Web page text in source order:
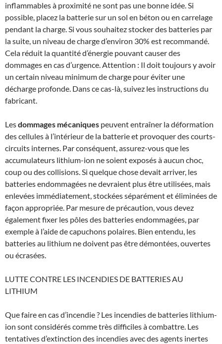
inflammables à proximité ne sont pas une bonne idée. Si
possible, placez la batterie sur un sol en béton ou en carrelage
pendant la charge. Si vous souhaitez stocker des batteries par
la suite, un niveau de charge d’environ 30% est recommandé.
Cela réduit la quantité d’énergie pouvant causer des
dommages en cas d’urgence. Attention : Il doit toujours y avoir
un certain niveau minimum de charge pour éviter une
décharge profonde. Dans ce cas-là, suivez les instructions du
fabricant.
Lesdommages mécaniques peuvent entraîner la déformation
des cellules à l’intérieur de la batterie et provoquer des courts-
circuits internes. Par conséquent, assurez-vous que les
accumulateurs lithium-ion ne soient exposés à aucun choc,
coup ou des collisions. Si quelque chose devait arriver, les
batteries endommagées ne devraient plus être utilisées, mais
enlevées immédiatement, stockées séparément et éliminées de
façon appropriée. Par mesure de précaution, vous devez
également fixer les pôles des batteries endommagées, par
exemple à l’aide de capuchons polaires. Bien entendu, les
batteries au lithium ne doivent pas être démontées, ouvertes
ou écrasées.
LUTTE CONTRE LES INCENDIES DE BATTERIES AU
LITHIUM
Que faire en cas d’incendie ? Les incendies de batteries lithium-
ion sont considérés comme très difficiles à combattre. Les
tentatives d’extinction des incendies avec des agents inertes